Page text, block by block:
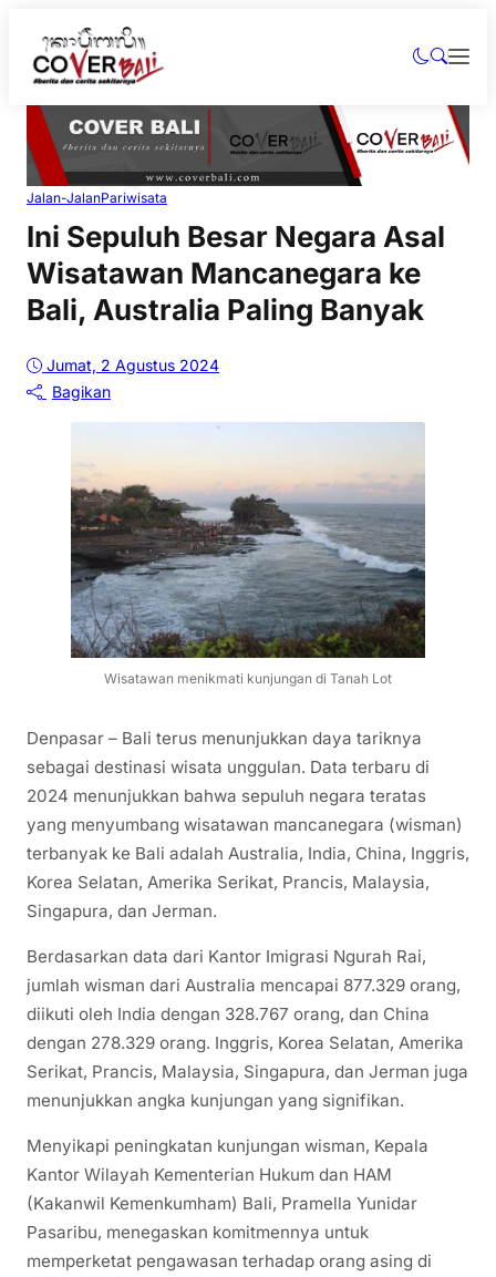
Jalan-JalanPariwisata
Ini Sepuluh Besar Negara Asal
Wisatawan Mancanegara ke
Bali, Australia Paling Banyak
Jumat, 2 Agustus 2024
Bagikan
Wisatawan menikmati kunjungan di Tanah Lot
Denpasar – Bali terus menunjukkan daya tariknya
sebagai destinasi wisata unggulan. Data terbaru di
2024 menunjukkan bahwa sepuluh negara teratas
yang menyumbang wisatawan mancanegara (wisman)
terbanyak ke Bali adalah Australia, India, China, Inggris,
Korea Selatan, Amerika Serikat, Prancis, Malaysia,
Singapura, dan Jerman.
Berdasarkan data dari Kantor Imigrasi Ngurah Rai,
jumlah wisman dari Australia mencapai 877.329 orang,
diikuti oleh India dengan 328.767 orang, dan China
dengan 278.329 orang. Inggris, Korea Selatan, Amerika
Serikat, Prancis, Malaysia, Singapura, dan Jerman juga
menunjukkan angka kunjungan yang signifikan.
Menyikapi peningkatan kunjungan wisman, Kepala
Kantor Wilayah Kementerian Hukum dan HAM
(Kakanwil Kemenkumham) Bali, Pramella Yunidar
Pasaribu, menegaskan komitmennya untuk
memperketat pengawasan terhadap orang asing di